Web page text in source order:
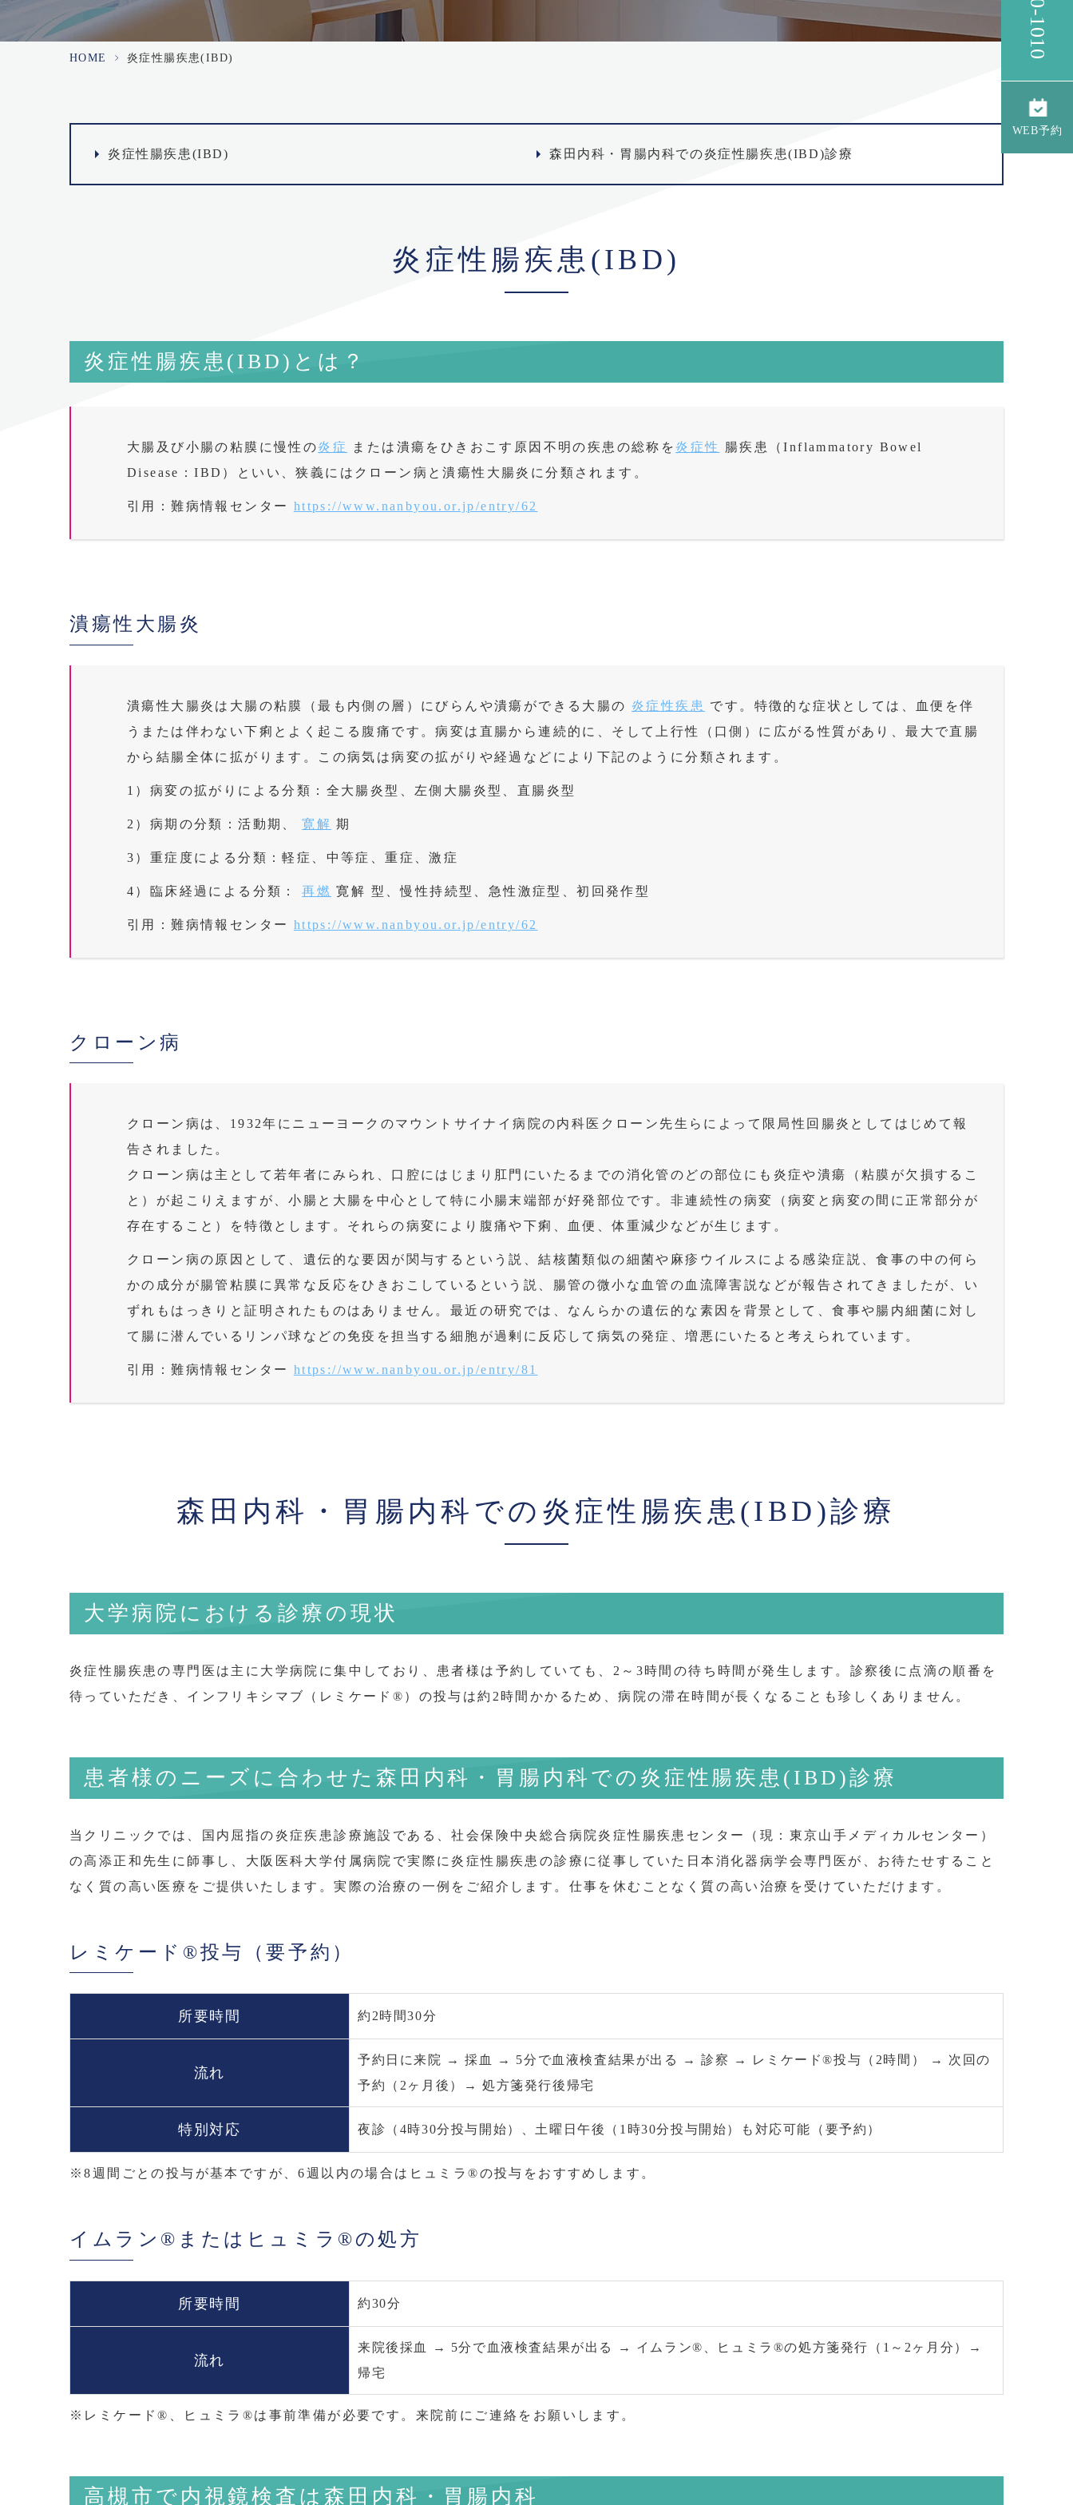
HOME > 炎症性腸疾患(IBD)
炎症性腸疾患(IBD) 森田内科・胃腸内科での炎症性腸疾患(IBD)診療
炎症性腸疾患(IBD)
炎症性腸疾患(IBD)とは？
大腸及び小腸の粘膜に慢性の炎症 または潰瘍をひきおこす原因不明の疾患の総称を 炎症性 腸疾患（Inflammatory Bowel
Disease ：IBD ）といい、狭義にはクローン病と潰瘍性大腸炎に分類されます。
引用：難病情報センター https://www.nanbyou.or.jp/entry/62
潰瘍性大腸炎
潰瘍性大腸炎は大腸の粘膜（最も内側の層）にびらんや潰瘍ができる大腸の 炎症性疾患
です。特徴的な症状としては、血便を伴
うまたは伴わない下痢とよく起こる腹痛です。病変は直腸から連続的に、そして上行性（口側）に広がる性質があり、最大で直腸
から結腸全体に拡がります。この病気は病変の拡がりや経過などにより下記のように分類されます。
1）病変の拡がりによる分類：全大腸炎型、左側大腸炎型、直腸炎型
2）病期の分類：活動期、 寛解 期
3）重症度による分類：軽症、中等症、重症、激症
4）臨床経過による分類： 再燃 寛解 型、慢性持続型、急性激症型、初回発作型
引用：難病情報センター https://www.nanbyou.or.jp/entry/62
クローン病
クローン病は、 1932年にニューヨークのマウントサイナイ病院の内科医クローン先生らによって限局性回腸炎としてはじめて報
告されました。
クローン病は主として若年者にみられ、口腔にはじまり肛門にいたるまでの消化管のどの部位にも炎症や潰瘍（粘膜が欠損するこ
と）が起こりえますが、小腸と大腸を中心として特に小腸末端部が好発部位です。非連続性の病変（病変と病変の間に正常部分が
存在すること）を特徴とします。それらの病変により腹痛や下痢、血便、体重減少などが生じます。
クローン病の原因として、遺伝的な要因が関与するという説、結核菌類似の細菌や麻疹ウイルスによる感染症説、食事の中の何ら
かの成分が腸管粘膜に異常な反応をひきおこしているという説、腸管の微小な血管の血流障害説などが報告されてきましたが、い
ずれもはっきりと証明されたものはありません。最近の研究では、なんらかの遺伝的な素因を背景として、食事や腸内細菌に対し
て腸に潜んでいるリンパ球などの免疫を担当する細胞が過剰に反応して病気の発症、増悪にいたると考えられています。
引用：難病情報センター https://www.nanbyou.or.jp/entry/81
森田内科・胃腸内科での炎症性腸疾患 (IBD)診療
大学病院における診療の現状
炎症性腸疾患の専門医は主に大学病院に集中しており、患者様は予約していても、2～3時間の待ち時間が発生します。診察後に点滴の順番を
待っていただき、インフリキシマブ（レミケード®）の投与は約2時間かかるため、病院の滞在時間が長くなることも珍しくありません。
患者様のニーズに合わせた森田内科・胃腸内科での炎症性腸疾患(IBD)診療
当クリニックでは、国内屈指の炎症疾患診療施設である、社会保険中央総合病院炎症性腸疾患センター（現：東京山手メディカルセンター）
の高添正和先生に師事し、大阪医科大学付属病院で実際に炎症性腸疾患の診療に従事していた日本消化器病学会専門医が、お待たせすること
なく質の高い医療をご提供いたします。実際の治療の一例をご紹介します。仕事を休むことなく質の高い治療を受けていただけます。
レミケード®投与（要予約）
所要時間 約2時間30分
流れ
予約日に来院 → 採血 → 5分で血液検査結果が出る → 診察 → レミケード®投与（2時間） → 次回の
予約（2ヶ月後）→ 処方箋発行後帰宅
特別対応 夜診（4時30分投与開始）、土曜日午後（1時30分投与開始）も対応可能（要予約）
※8週間ごとの投与が基本ですが、6週以内の場合はヒュミラ®の投与をおすすめします。
イムラン®またはヒュミラ®の処方
所要時間 約30分
流れ
来院後採血 → 5分で血液検査結果が出る → イムラン®、ヒュミラ®の処方箋発行（1～2ヶ月分）→
帰宅
※レミケード®、ヒュミラ®は事前準備が必要です。来院前にご連絡をお願いします。
高槻市で内視鏡検査は森田内科・胃腸内科
WEB予約